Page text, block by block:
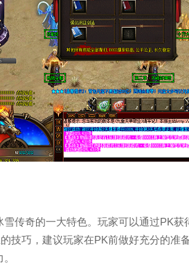
雪传奇的一大特色。玩家可以通过PK
技巧，建议玩家在PK前做好充分的准